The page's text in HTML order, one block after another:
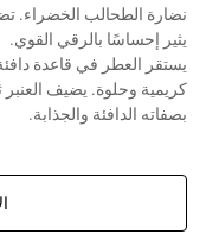
نضارة الطحالب الخضراء.
يثير إحساسًا بالرقي القوي.
يستقر العطر في قاعدة
كريمية وحلوة. يضيف العنبر
بصفاته الدافئة والجذابة.
لا ، سوف تحصل على زجاجة